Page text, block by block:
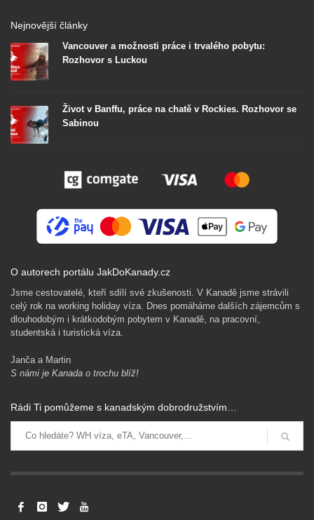
Nejnovější články
Vancouver a možnosti práce i trvalého pobytu:
Rozhovor s Luckou
Život v Banffu, práce na chatě v Rockies. Rozhovor se
Sabinou
O autorech portálu JakDoKanady.cz
Jsme cestovatelé, kteří sdílí své zkušenosti. V Kanadě jsme strávili
celý rok na working holiday víza. Dnes pomáháme dalších zájemcům s
dlouhodobým i krátkodobým pobytem v Kanadě, na pracovní,
studentská i turistická víza.
Janča a Martin
S námi je Kanada o trochu blíž!
Rádi Ti pomůžeme s kanadským dobrodružstvím…
další dokumenty pro hladký přílet.